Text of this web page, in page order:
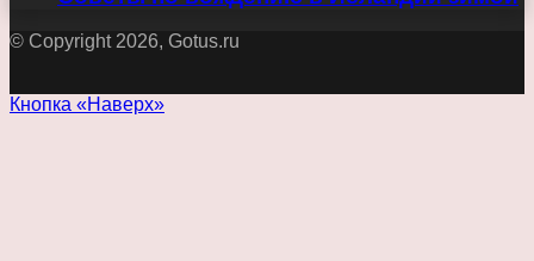
© Copyright 2026, Gotus.ru
Кнопка «Наверх»